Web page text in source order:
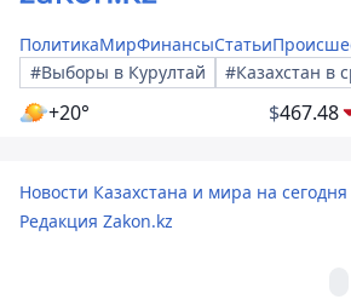
ПолитикаМирФинансыСтатьи
#Выборы в Курултай
#Казахстан в
+20° $467.48
Новости Казахстана и мира на сегодня
Редакция Zakon.kz